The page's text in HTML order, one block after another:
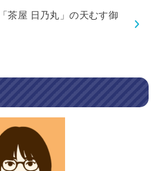
茶屋 日乃丸」の天むす御